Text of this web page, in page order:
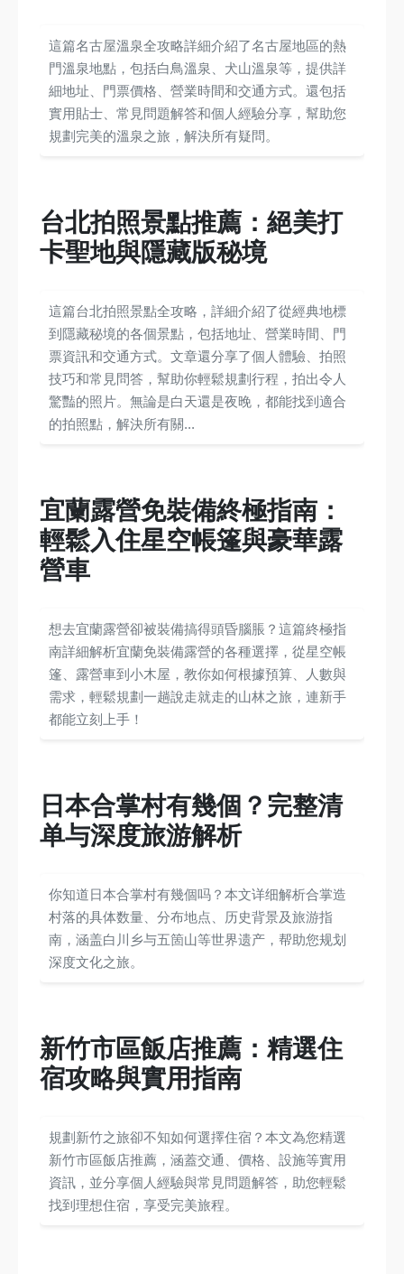
這篇名古屋溫泉全攻略詳細介紹了名古屋地區的熱
門溫泉地點，包括白鳥溫泉、犬山溫泉等，提供詳
細地址、門票價格、營業時間和交通方式。還包括
實用貼士、常見問題解答和個人經驗分享，幫助您
規劃完美的溫泉之旅，解決所有疑問。
台北拍照景點推薦：絕美打
卡聖地與隱藏版秘境
這篇台北拍照景點全攻略，詳細介紹了從經典地標
到隱藏秘境的各個景點，包括地址、營業時間、門
票資訊和交通方式。文章還分享了個人體驗、拍照
技巧和常見問答，幫助你輕鬆規劃行程，拍出令人
驚豔的照片。無論是白天還是夜晚，都能找到適合
的拍照點，解決所有關...
宜蘭露營免裝備終極指南：
輕鬆入住星空帳篷與豪華露
營車
想去宜蘭露營卻被裝備搞得頭昏腦脹？這篇終極指
南詳細解析宜蘭免裝備露營的各種選擇，從星空帳
篷、露營車到小木屋，教你如何根據預算、人數與
需求，輕鬆規劃一趟說走就走的山林之旅，連新手
都能立刻上手！
日本合掌村有幾個？完整清
单与深度旅游解析
你知道日本合掌村有幾個吗？本文详细解析合掌造
村落的具体数量、分布地点、历史背景及旅游指
南，涵盖白川乡与五箇山等世界遗产，帮助您规划
深度文化之旅。
新竹市區飯店推薦：精選住
宿攻略與實用指南
規劃新竹之旅卻不知如何選擇住宿？本文為您精選
新竹市區飯店推薦，涵蓋交通、價格、設施等實用
資訊，並分享個人經驗與常見問題解答，助您輕鬆
找到理想住宿，享受完美旅程。